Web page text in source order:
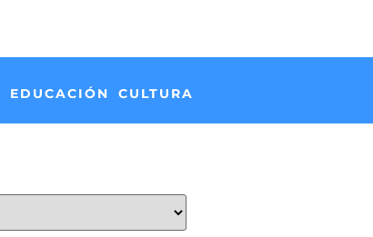
EDUCACIÓN CULTURA